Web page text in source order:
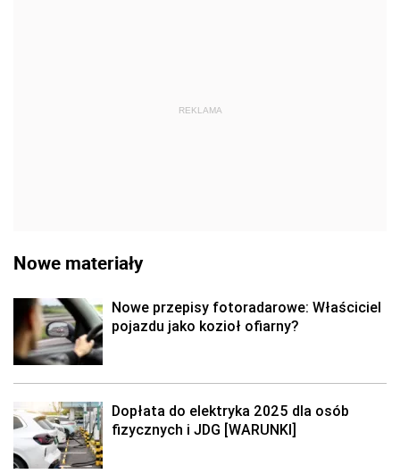
REKLAMA
Nowe materiały
Nowe przepisy fotoradarowe: Właściciel
pojazdu jako kozioł ofiarny?
Dopłata do elektryka 2025 dla osób
fizycznych i JDG [WARUNKI]